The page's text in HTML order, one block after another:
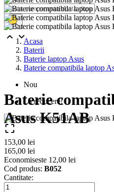
Acasa
Baterii
Baterie laptop Asus
Baterie compatibila laptop
Nou
La reducere!

 
Baterie
Asus K51AB
153,00 lei
165,00 lei
Economiseste 12,00 lei
Cod produs: B052
Cantitate: